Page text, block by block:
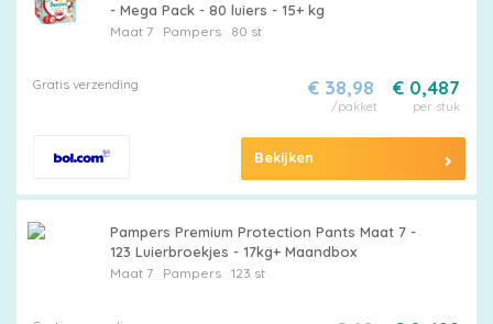
- Mega Pack - 80 luiers - 15+ kg
Maat 7 Pampers80 st
Gratis verzending € 0,487
per stuk
€ 38,98
/pakket
Bekijken
Pampers Premium Protection Pants Maat 7 -
123 Luierbroekjes - 17kg+ Maandbox
Maat 7 Pampers123 st